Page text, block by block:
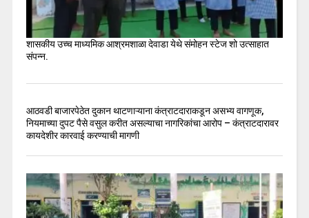
शासकीय उच्च माध्यमिक आश्रमशाळा देवाडा येथे संमोहन स्टेज शो उत्साहात
संपन्न.
आठवडी बाजारपेठेत दुकान थाटणाऱ्याना कंत्राटदाराकडून असभ्य वागणूक,
नियमाच्या दुपट पैसे वसुल करीत असल्याचा नागरिकांचा आरोप – कंत्राटदारावर
कायदेशीर कारवाई करण्याची मागणी